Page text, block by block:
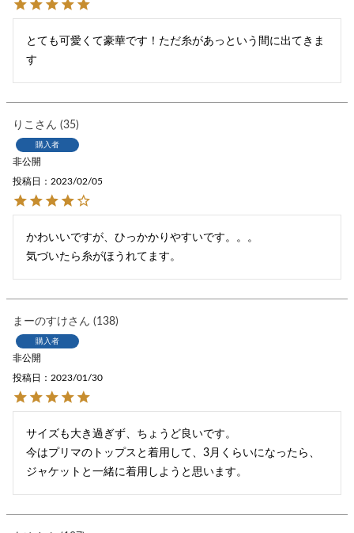
とても可愛くて豪華です！ただ糸があっという間に出てきま
す
りこ 35
購入者
非公開
投稿日 2023/02/05
かわいいですが、ひっかかりやすいです。。。
気づいたら糸がほうれてます。
まーのすけ 138
購入者
非公開
投稿日 2023/01/30
サイズも大き過ぎず、ちょうど良いです。
今はプリマのトップスと着用して、3月くらいになったら、
ジャケットと一緒に着用しようと思います。